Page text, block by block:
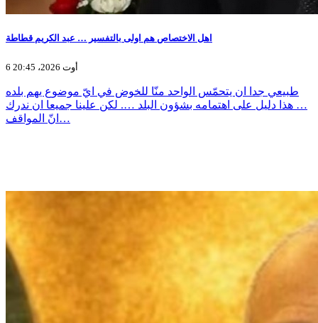
اهل الاختصاص هم اولى بالتفسير … عبد الكريم قطاطة
6 أوت 2026، 20:45
طبيعي جدا ان يتحمّس الواحد منّا للخوض في ايّ موضوع يهم بلده
… هذا دليل على اهتمامه بشؤون البلد …. لكن علينا جميعا ان ندرك
انّ المواقف…